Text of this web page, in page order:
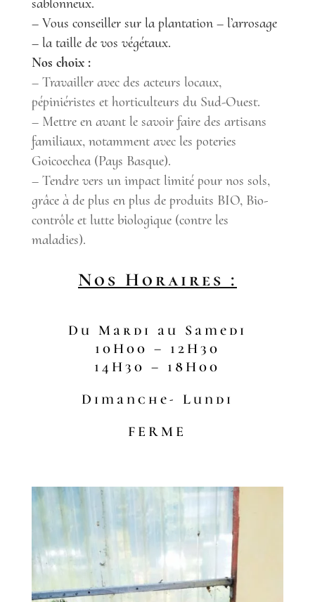
sablonneux.
– Vous conseiller sur la plantation – l’arrosage
– la taille de vos végétaux.
Nos choix :
– Travailler avec des acteurs locaux,
pépiniéristes et horticulteurs du Sud-Ouest.
– Mettre en avant le savoir faire des artisans
familiaux, notamment avec les poteries
Goicoechea (Pays Basque).
– Tendre vers un impact limité pour nos sols,
grâce à de plus en plus de produits BIO, Bio-
contrôle et lutte biologique (contre les
maladies).
Nos Horaires :
Du Mardi au Samedi
10H00 – 12H30
14H30 – 18H00
Dimanche- Lundi
FERME